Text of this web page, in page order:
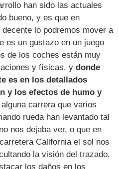
han sido las actuales
bueno, y es que en
lo podremos mover a
es un gustazo en un juego
de los coches están muy
y físicas, ydonde
es en los detallados
y los efectos de humo y
carrera que varios
rueda han levantado tal
nos dejaba ver, o que en
California el sol nos
la visión del trazado.
los daños en los